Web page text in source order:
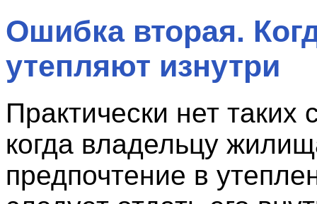
Ошибка вторая.
утепляют изнутри
Практически нет таких
когда владельцу
предпочтение в